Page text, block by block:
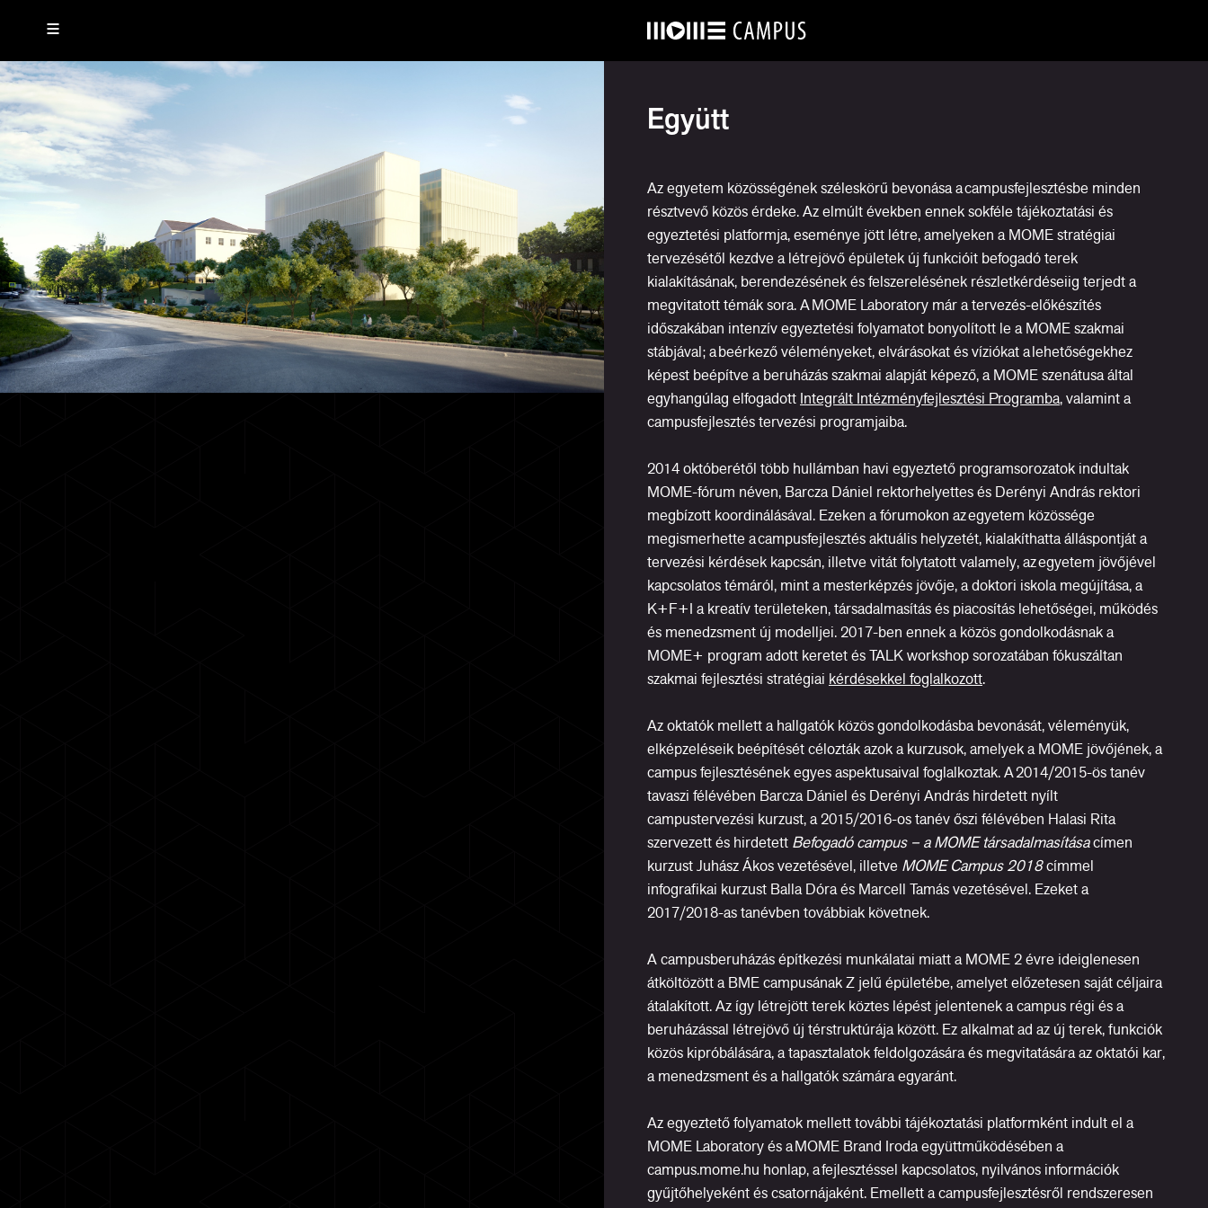
Együtt
Az egyetem közösségének széleskörű bevonása a campusfejlesztésbe minden
résztvevő közös érdeke. Az elmúlt években ennek sokféle tájékoztatási és
egyeztetési platformja, eseménye jött létre, amelyeken a MOME stratégiai
tervezésétől kezdve a létrejövő épületek új funkcióit befogadó terek
kialakításának, berendezésének és felszerelésének részletkérdéseiig terjedt a
megvitatott témák sora. A MOME Laboratory már a tervezés-előkészítés
időszakában intenzív egyeztetési folyamatot bonyolított le a MOME szakmai
stábjával; a beérkező véleményeket, elvárásokat és víziókat a lehetőségekhez
képest beépítve a beruházás szakmai alapját képező, a MOME szenátusa által
egyhangúlag elfogadott Integrált Intézményfejlesztési Programba, valamint a
campusfejlesztés tervezési programjaiba.
2014 októberétől több hullámban havi egyeztető programsorozatok indultak
MOME-fórum néven, Barcza Dániel rektorhelyettes és Derényi András rektori
megbízott koordinálásával. Ezeken a fórumokon az egyetem közössége
megismerhette a campusfejlesztés aktuális helyzetét, kialakíthatta álláspontját a
tervezési kérdések kapcsán, illetve vitát folytatott valamely, az egyetem jövőjével
kapcsolatos témáról, mint a mesterképzés jövője, a doktori iskola megújítása, a
K+F+I a kreatív területeken, társadalmasítás és piacosítás lehetőségei, működés
és menedzsment új modelljei. 2017-ben ennek a közös gondolkodásnak a
MOME+ program adott keretet és TALK workshop sorozatában fókuszáltan
szakmai fejlesztési stratégiai kérdésekkel foglalkozott.
Az oktatók mellett a hallgatók közös gondolkodásba bevonását, véleményük,
elképzeléseik beépítését célozták azok a kurzusok, amelyek a MOME jövőjének, a
campus fejlesztésének egyes aspektusaival foglalkoztak. A 2014/2015-ös tanév
tavaszi félévében Barcza Dániel és Derényi András hirdetett nyílt
campustervezési kurzust, a 2015/2016-os tanév őszi félévében Halasi Rita
szervezett és hirdetett Befogadó campus – a MOME társadalmasításacímen
kurzust Juhász Ákos vezetésével, illetve MOME Campus 2018címmel
infografikai kurzust Balla Dóra és Marcell Tamás vezetésével. Ezeket a
2017/2018-as tanévben továbbiak követnek.
A campusberuházás építkezési munkálatai miatt a MOME 2 évre ideiglenesen
átköltözött a BME campusának Z jelű épületébe, amelyet előzetesen saját céljaira
átalakított. Az így létrejött terek köztes lépést jelentenek a campus régi és a
beruházással létrejövő új térstruktúrája között. Ez alkalmat ad az új terek, funkciók
közös kipróbálására, a tapasztalatok feldolgozására és megvitatására az oktatói kar,
a menedzsment és a hallgatók számára egyaránt.
Az egyeztető folyamatok mellett további tájékoztatási platformként indult el a
MOME Laboratory és a MOME Brand Iroda együttműködésében a
campus.mome.hu honlap, a fejlesztéssel kapcsolatos, nyilvános információk
gyűjtőhelyeként és csatornájaként. Emellett a campusfejlesztésről rendszeresen